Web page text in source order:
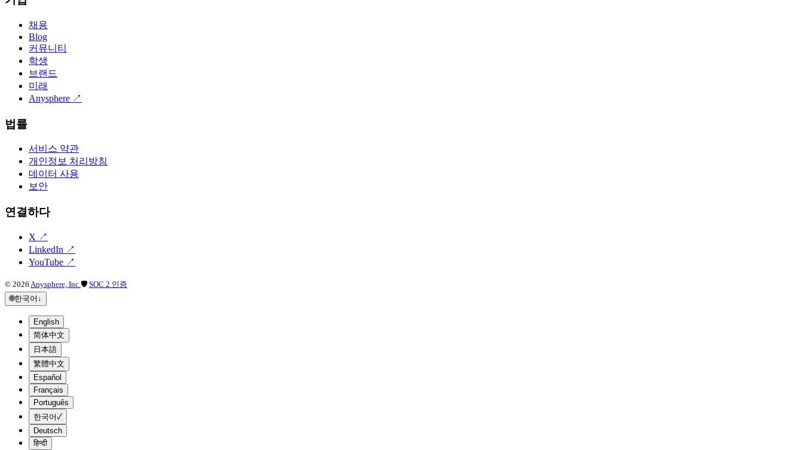
채용
Blog
커뮤니티
학생
브랜드
미래
Anysphere ↗
법률
서비스 약관
개인정보 처리방침
데이터 사용
보안
연결하다
X ↗
LinkedIn ↗
YouTube ↗
© 2026 Anysphere, Inc. 🛡 SOC 2 인증
🌐한국어 ↓
English
简体中文
日本語
繁體中文
Español
Français
Português
한국어✓
Deutsch
हिन्दी